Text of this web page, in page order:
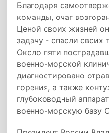
Благодаря
команды, очаг
Ценой своих жизней
задачу - спасли своих
Около пяти
военно-морской
диагностировано
горения, а также
глубоководный
военно-морскую базу